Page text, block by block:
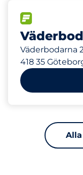
Väderbodarna
418 35